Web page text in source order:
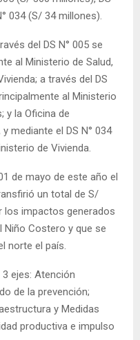
034 (S/ 34 millones).
del DS N° 005 se
al Ministerio de Salud,
a través del DS
al Ministerio
y la Oficina de
mediante el DS N° 034
de Vivienda.
de mayo de este año el
un total de S/
los impactos generados
Niño Costero y que se
norte el país.
ejes: Atención
de la prevención;
y Medidas
productiva e impulso